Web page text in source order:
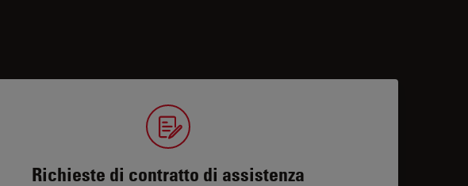
Richieste di contratto di assistenza